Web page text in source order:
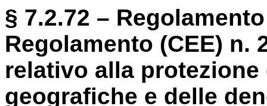
§ 7.2.72 –
Regolamento (CEE) n.
relativo alla
geografiche e delle